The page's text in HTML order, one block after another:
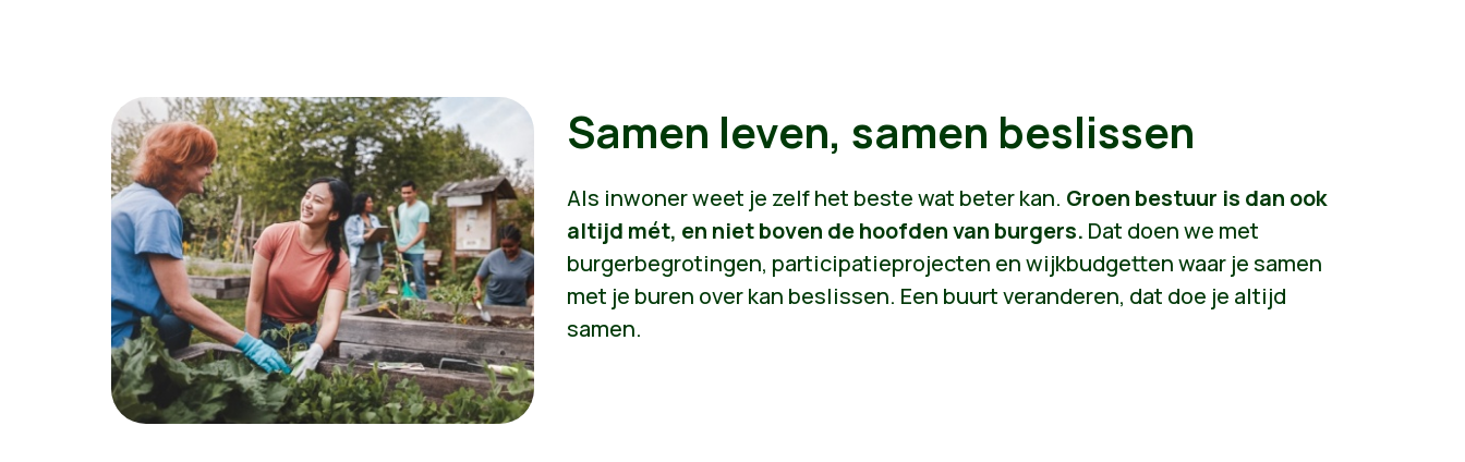
Samen leven, samen beslissen
Als inwoner weet je zelf het beste wat beter kan. Groen bestuur is dan ook
altijd mét, en niet boven de hoofden van burgers. Dat doen we met
burgerbegrotingen, participatieprojecten en wijkbudgetten waar je samen
met je buren over kan beslissen. Een buurt veranderen, dat doe je altijd
samen.